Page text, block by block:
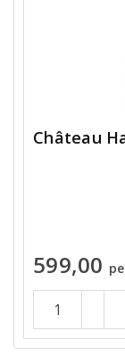
Château
599,00